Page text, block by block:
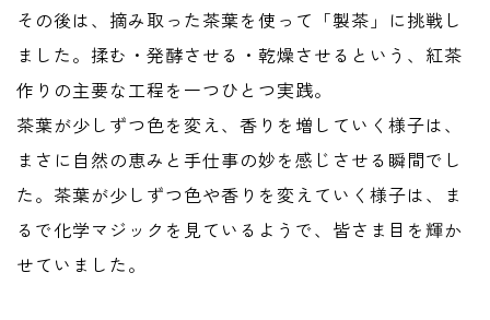
その後は、摘み取った茶葉を使って「製茶」に挑戦し
ました。揉む・発酵させる・乾燥させるという、紅茶
作りの主要な工程を一つひとつ実践。
茶葉が少しずつ色を変え、香りを増していく様子は、
まさに自然の恵みと手仕事の妙を感じさせる瞬間でし
た。茶葉が少しずつ色や香りを変えていく様子は、ま
るで化学マジックを見ているようで、皆さま目を輝か
せていました。